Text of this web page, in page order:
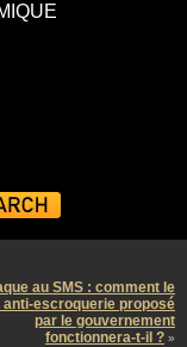
au SMS : comment le
escroquerie proposé
par le gouvernement
fonctionnera-t-il ? »